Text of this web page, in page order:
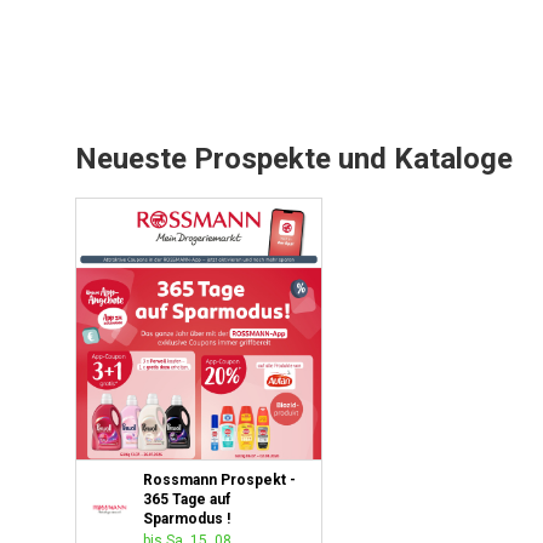
Neueste Prospekte und Kataloge
Rossmann Prospekt -
365 Tage auf
Sparmodus !